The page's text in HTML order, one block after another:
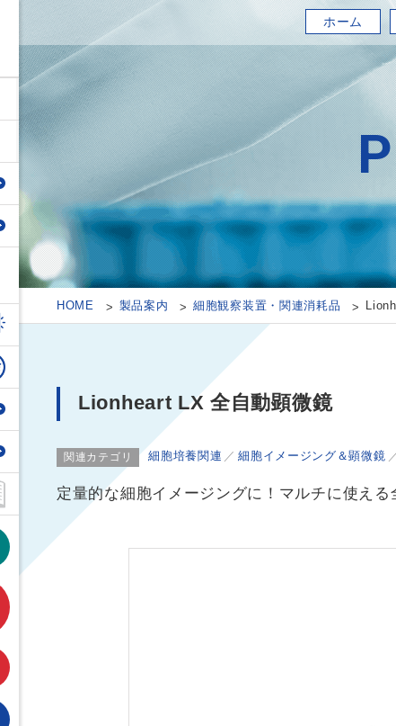
ホーム
HOME 製品案内 細胞観察装置・関連消耗品
Lionheart LX 全自動顕微鏡
関連カテゴリ 細胞培養関連 細胞イメージング＆顕微鏡
定量的な細胞イメージングに！マルチに使え